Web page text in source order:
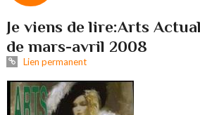
Je viens de lire:Arts
de mars-avril 2008
Lien permanent